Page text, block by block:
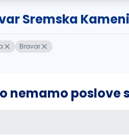
Sremska
Bravar
nemamo poslove